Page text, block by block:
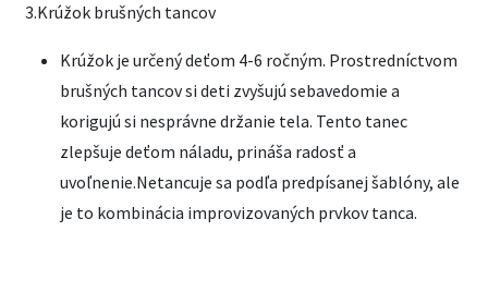
3.Krúžok brušných tancov
Krúžok je určený deťom 4-6 ročným. Prostredníctvom
brušných tancov si deti zvyšujú sebavedomie a
korigujú si nesprávne držanie tela. Tento tanec
zlepšuje deťom náladu, prináša radosť a
uvoľnenie.Netancuje sa podľa predpísanej šablóny, ale
je to kombinácia improvizovaných prvkov tanca.